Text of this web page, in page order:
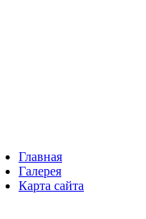
Главная
Галерея
Карта сайта